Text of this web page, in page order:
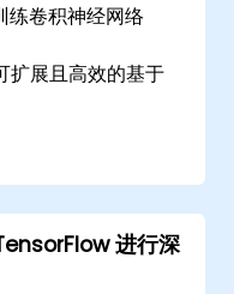
卷积神经网络
展且高效的基于
际应用。
的性能。
的结果。
进行深